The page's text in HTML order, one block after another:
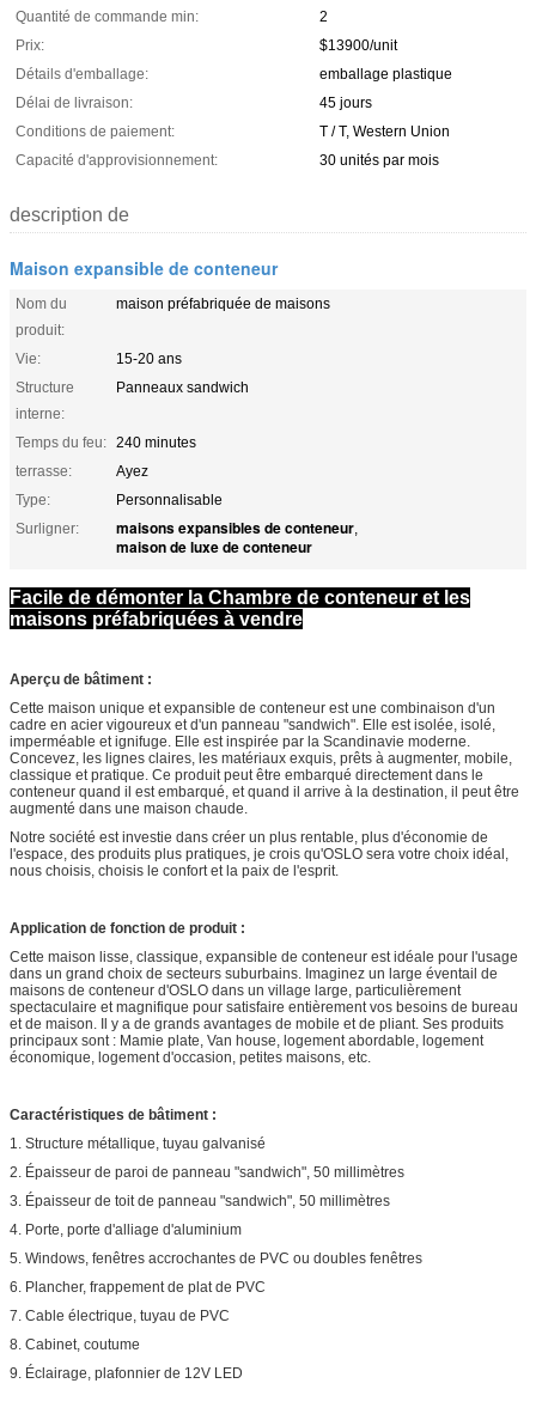
Quantité de commande min:
2
Prix:
$13900/unit
Détails d'emballage:
emballage plastique
Délai de livraison:
45 jours
Conditions de paiement:
T / T, Western Union
Capacité d'approvisionnement:
30 unités par mois
description de
Maison expansible de conteneur
Nom du
produit:
maison préfabriquée de maisons
Vie:
15-20 ans
Structure
interne:
Panneaux sandwich
Temps du feu: 240 minutes
terrasse:
Ayez
Type:
Personnalisable
Surligner:
maisons expansibles de conteneur,
maison de luxe de conteneur
Facile de démonter la Chambre de conteneur et les
maisons préfabriquées à vendre
Aperçu de bâtiment :
Cette maison unique et expansible de conteneur est une combinaison d'un
cadre en acier vigoureux et d'un panneau "sandwich". Elle est isolée, isolé,
imperméable et ignifuge. Elle est inspirée par la Scandinavie moderne.
Concevez, les lignes claires, les matériaux exquis, prêts à augmenter, mobile,
classique et pratique. Ce produit peut être embarqué directement dans le
conteneur quand il est embarqué, et quand il arrive à la destination, il peut être
augmenté dans une maison chaude.
Notre société est investie dans créer un plus rentable, plus d'économie de
l'espace, des produits plus pratiques, je crois qu'OSLO sera votre choix idéal,
nous choisis, choisis le confort et la paix de l'esprit.
Application de fonction de produit :
Cette maison lisse, classique, expansible de conteneur est idéale pour l'usage
dans un grand choix de secteurs suburbains. Imaginez un large éventail de
maisons de conteneur d'OSLO dans un village large, particulièrement
spectaculaire et magnifique pour satisfaire entièrement vos besoins de bureau
et de maison. Il y a de grands avantages de mobile et de pliant. Ses produits
principaux sont : Mamie plate, Van house, logement abordable, logement
économique, logement d'occasion, petites maisons, etc.
Caractéristiques de bâtiment :
1. Structure métallique, tuyau galvanisé
2. Épaisseur de paroi de panneau "sandwich", 50 millimètres
3. Épaisseur de toit de panneau "sandwich", 50 millimètres
4. Porte, porte d'alliage d'aluminium
5. Windows, fenêtres accrochantes de PVC ou doubles fenêtres
6. Plancher, frappement de plat de PVC
7. Cable électrique, tuyau de PVC
8. Cabinet, coutume
9. Éclairage, plafonnier de 12V LED